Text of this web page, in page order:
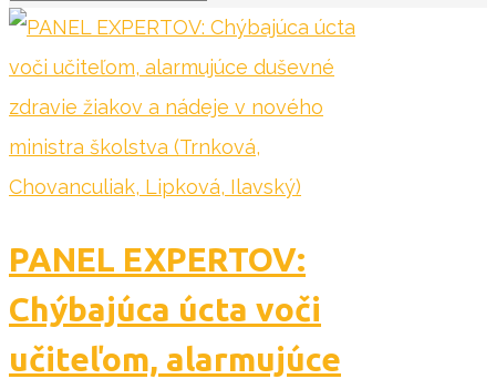
PANEL EXPERTOV:
Chýbajúca úcta voči
učiteľom, alarmujúce